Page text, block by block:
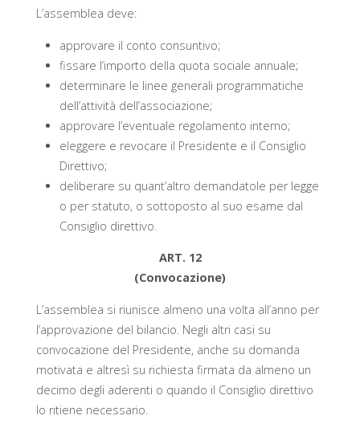
L’assemblea deve:
approvare il conto consuntivo;
fissare l’importo della quota sociale annuale;
determinare le linee generali programmatiche
dell’attività dell’associazione;
approvare l’eventuale regolamento interno;
eleggere e revocare il Presidente e il Consiglio
Direttivo;
deliberare su quant’altro demandatole per legge
o per statuto, o sottoposto al suo esame dal
Consiglio direttivo.
ART. 12
(Convocazione)
L’assemblea si riunisce almeno una volta all’anno per
l’approvazione del bilancio. Negli altri casi su
convocazione del Presidente, anche su domanda
motivata e altresì su richiesta firmata da almeno un
decimo degli aderenti o quando il Consiglio direttivo
lo ritiene necessario.